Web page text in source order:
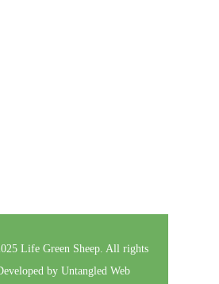
Life Green Sheep. All rights
by Untangled Web